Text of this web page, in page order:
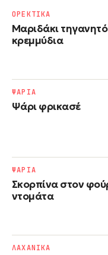
Μαριδάκι
κρεμμύδια
ΟΡΕΚΤΙΚΑ
Ψάρι φρικασέ
ΨΑΡΙΑ
Σκορπίνα στον
ντομάτα
ΨΑΡΙΑ
ΛΑΧΑΝΙΚΑ